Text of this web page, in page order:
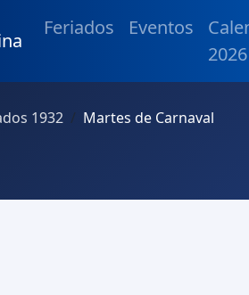
Feriados Eventos
2026
1932 Martes de Carnaval